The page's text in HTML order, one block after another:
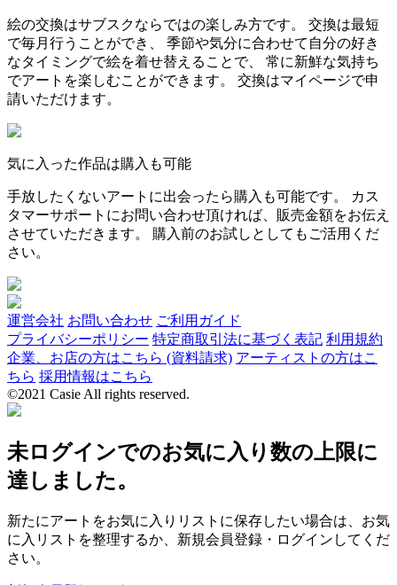
絵の交換はサブスクならではの楽しみ方です。 交換は最短
で毎月行うことができ、 季節や気分に合わせて自分の好き
なタイミングで絵を着せ替えることで、 常に新鮮な気持ち
でアートを楽しむことができます。 交換はマイページで申
請いただけます。
気に入った作品は購入も可能
手放したくないアートに出会ったら購入も可能です。 カス
タマーサポートにお問い合わせ頂ければ、販売金額をお伝え
させていただきます。 購入前のお試しとしてもご活用くだ
さい。
運営会社 お問い合わせ ご利用ガイド
プライバシーポリシー 特定商取引法に基づく表記 利用規約
企業、お店の方はこちら (資料請求) アーティストの方はこ
ちら 採用情報はこちら
©2021 Casie All rights reserved.
未ログインでのお気に入り数の上限に
達しました。
新たにアートをお気に入りリストに保存したい場合は、お気
に入リストを整理するか、新規会員登録・ログインしてくだ
さい。